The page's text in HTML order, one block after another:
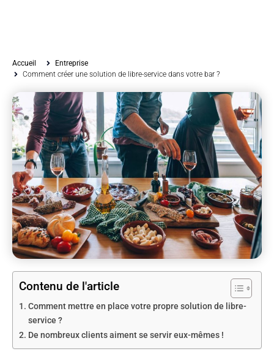
Accueil
Entreprise
Comment créer une solution de libre-service dans votre bar ?
Contenu de l'article
Comment mettre en place votre propre solution de libre-
service ?
De nombreux clients aiment se servir eux-mêmes !